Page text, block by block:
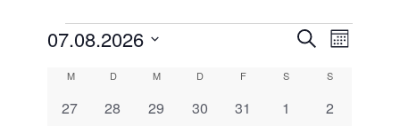
Veranstaltungen
und
Ansichten,
Suche
Monat
07.08.2026
Kalender
von
M MONTAG
D DIENSTAG
M MITTWOCH
D DONNERSTAG
F FREITAG
S SAMSTAG
S
0
27
0
28
0
29
0
30
0
31
0
1
0
2